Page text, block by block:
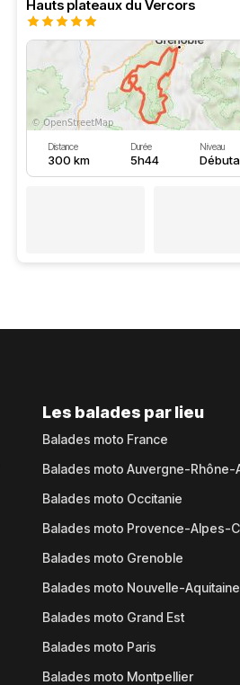
Hauts plateaux du Vercors
Distance
300 km
Durée
5h44
Niveau
Les balades par lieu
Balades moto France
Balades moto Auvergne-Rhône-
Balades moto Occitanie
Balades moto Provence-Alpes-
Balades moto Grenoble
Balades moto Nouvelle-Aquitaine
Balades moto Grand Est
Balades moto Paris
Balades moto Montpellier